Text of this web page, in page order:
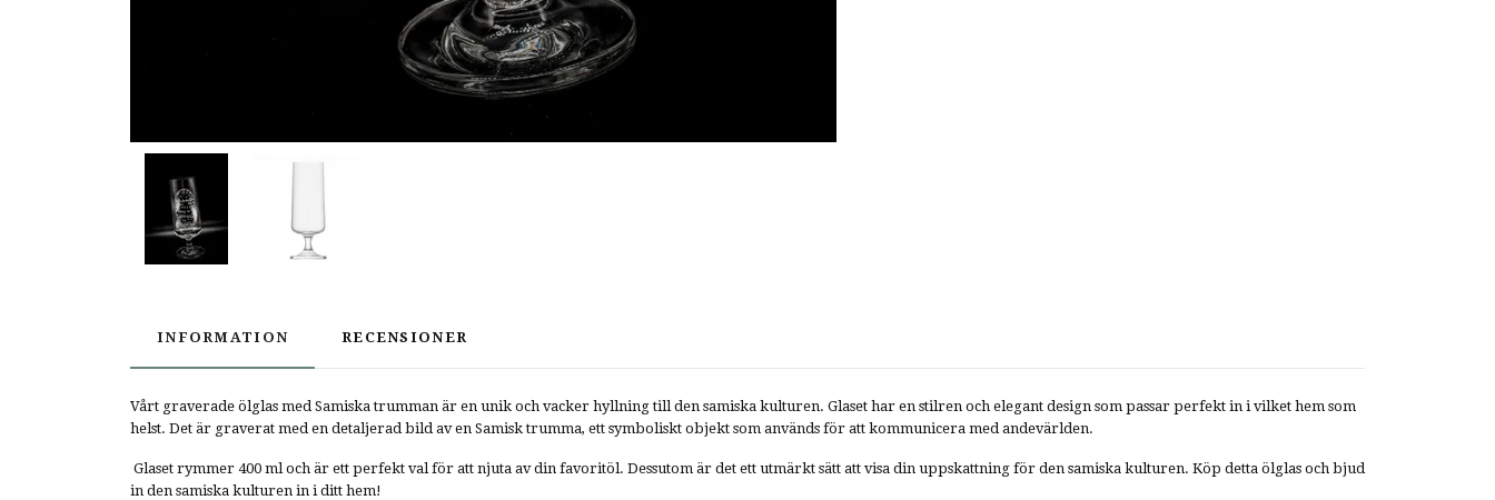
INFORMATION RECENSIONER
Vårt graverade ölglas med Samiska trumman är en unik och vacker hyllning till den samiska kulturen. Glaset har en stilren och elegant design som passar perfekt in i vilket hem som
helst. Det är graverat med en detaljerad bild av en Samisk trumma, ett symboliskt objekt som används för att kommunicera med andevärlden.
Glaset rymmer 400 ml och är ett perfekt val för att njuta av din favoritöl. Dessutom är det ett utmärkt sätt att visa din uppskattning för den samiska kulturen. Köp detta ölglas och bjud
in den samiska kulturen in i ditt hem!